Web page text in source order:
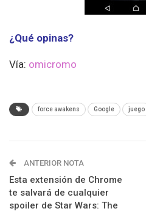
¿Qué opinas?
Vía: omicromo
force awakens Google juego
ANTERIOR NOTA
Esta extensión de Chrome
te salvará de cualquier
spoiler de Star Wars: The